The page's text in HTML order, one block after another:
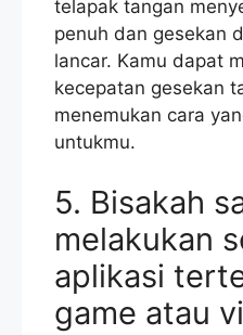
telapak tangan
penuh dan gesekan
lancar. Kamu dapat
kecepatan gesekan
menemukan cara
untukmu.
5. Bisakah
melakukan
aplikasi
game atau